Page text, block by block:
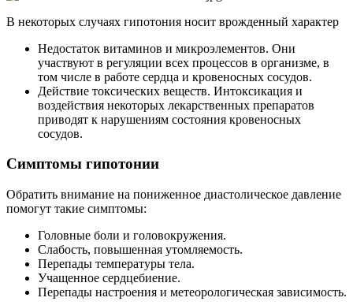
В некоторых случаях гипотония носит врожденный характер
Недостаток витаминов и микроэлементов. Они
участвуют в регуляции всех процессов в организме, в
том числе в работе сердца и кровеносных сосудов.
Действие токсических веществ. Интоксикация и
воздействия некоторых лекарственных препаратов
приводят к нарушениям состояния кровеносных
сосудов.
Симптомы гипотонии
Обратить внимание на пониженное диастолическое давление
помогут такие симптомы:
Головные боли и головокружения.
Слабость, повышенная утомляемость.
Перепады температуры тела.
Учащенное сердцебиение.
Перепады настроения и метеорологическая зависимость.